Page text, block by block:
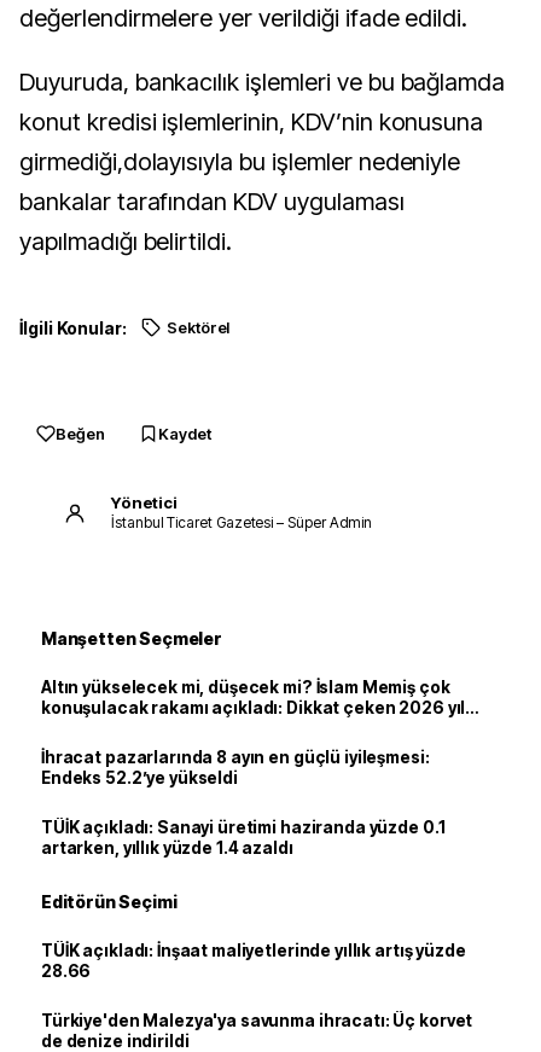
değerlendirmelere yer verildiği ifade edildi.
Duyuruda, bankacılık işlemleri ve bu bağlamda
konut kredisi işlemlerinin, KDV’nin konusuna
girmediği,dolayısıyla bu işlemler nedeniyle
bankalar tarafından KDV uygulaması
yapılmadığı belirtildi.
İlgili Konular: Sektörel
Beğen Kaydet
Yönetici
İstanbul Ticaret Gazetesi – Süper Admin
Manşetten Seçmeler
Altın yükselecek mi, düşecek mi? İslam Memiş çok
konuşulacak rakamı açıkladı: Dikkat çeken 2026 yıl
İhracat pazarlarında 8 ayın en güçlü iyileşmesi:
Endeks 52.2’ye yükseldi
TÜİK açıkladı: Sanayi üretimi haziranda yüzde 0.1
artarken, yıllık yüzde 1.4 azaldı
Editörün Seçimi
TÜİK açıkladı: İnşaat maliyetlerinde yıllık artış yüzde
28.66
Türkiye'den Malezya'ya savunma ihracatı: Üç korvet
de denize indirildi